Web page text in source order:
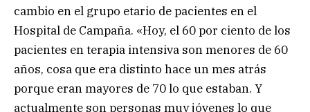
cambio en el grupo etario de pacientes en el
Hospital de Campaña. «Hoy, el 60 por ciento de los
pacientes en terapia intensiva son menores de 60
años, cosa que era distinto hace un mes atrás
porque eran mayores de 70 lo que estaban. Y
actualmente son personas muy jóvenes lo que